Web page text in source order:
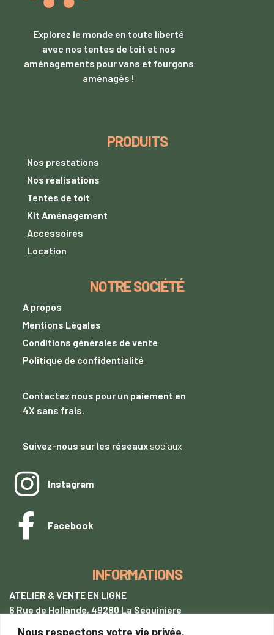
Nous respectons votre vie privée.
Explorez le monde en toute liberté
avec nos tentes de toit et nos
aménagements pour vans et fourgons
aménagés !
PRODUITS
Nos prestations
Nos réalisations
Tentes de toit
Kit Aménagement
Accessoires
Location
NOTRE SOCIÉTÉ
A propos
Mentions Légales
Conditions générales de vente
Politique de confidentialité
Contactez nous pour un paiement en
4X sans frais.
Suivez-nous sur les réseaux sociaux
Instagram
Facebook
INFORMATIONS
ATELIER & VENTE EN LIGNE
6 Rue de Hollande, 49280 La Séguinière